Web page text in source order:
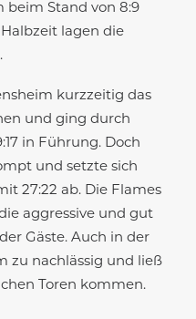
beim Stand von 8:9
lagen die
kurzzeitig das
und ging durch
in Führung. Doch
und setzte sich
27:22 ab. Die Flames
aggressive und gut
Gäste. Auch in der
zu nachlässig und ließ
Toren kommen.